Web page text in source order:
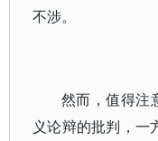
不涉。
然而，值得注
义论辩的批判，一